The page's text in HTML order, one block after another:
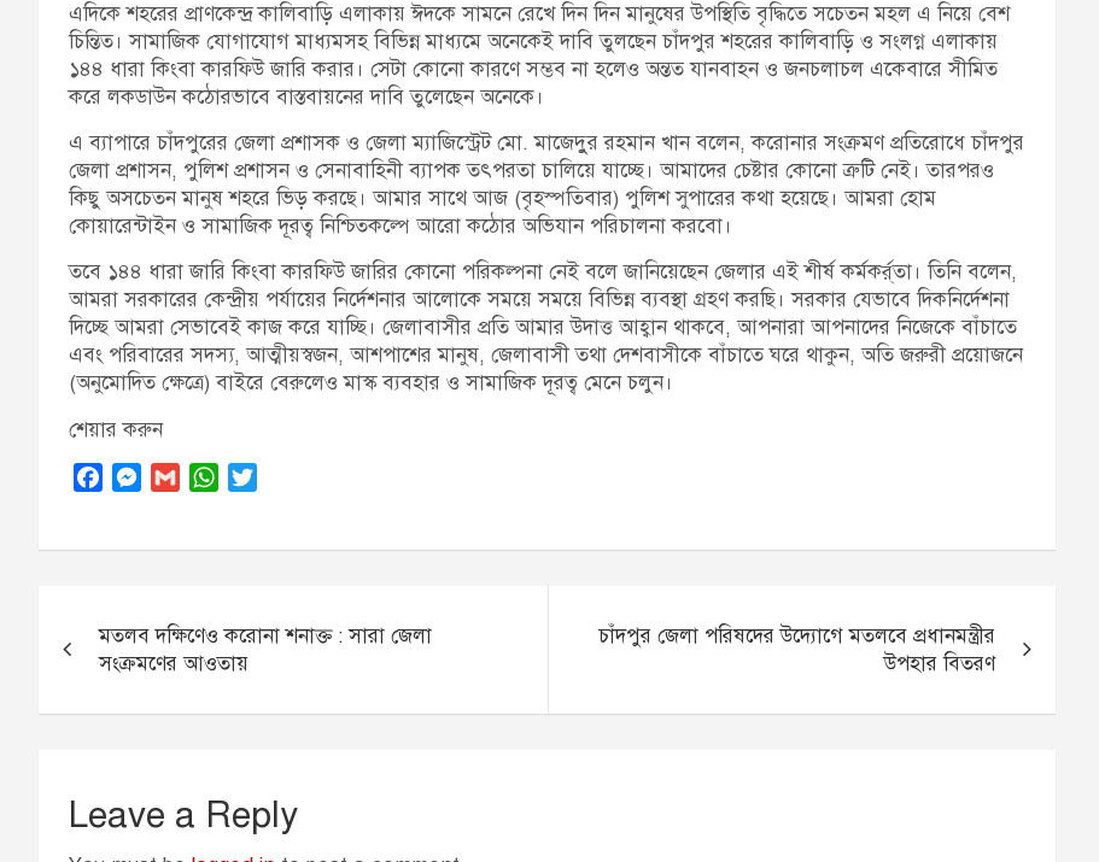
এদিকে শহরের প্রাণকেন্দ্র কালিবাড়ি এলাকায় ঈদকে সামনে রেখে দিন দিন মানুষের উপস্থিতি বৃদ্ধিতে সচেতন মহল এ নিয়ে বেশ
চিন্তিত। সামাজিক যোগাযোগ মাধ্যমসহ বিভিন্ন মাধ্যমে অনেকেই দাবি তুলছেন চাঁদপুর শহরের কালিবাড়ি ও সংলগ্ন এলাকায়
১৪৪ ধারা কিংবা কারফিউ জারি করার। সেটা কোনো কারণে সম্ভব না হলেও অন্তত যানবাহন ও জনচলাচল একেবারে সীমিত
করে লকডাউন কঠোরভাবে বাস্তবায়নের দাবি তুলেছেন অনেকে।
এ ব্যাপারে চাঁদপুরের জেলা প্রশাসক ও জেলা ম্যাজিস্ট্রেট মো. মাজেদুুর রহমান খান বলেন, করোনার সংক্রমণ প্রতিরোধে চাঁদপুর
জেলা প্রশাসন, পুলিশ প্রশাসন ও সেনাবাহিনী ব্যাপক তৎপরতা চালিয়ে যাচ্ছে। আমাদের চেষ্টার কোনো ত্রুটি নেই। তারপরও
কিছু অসচেতন মানুষ শহরে ভিড় করছে। আমার সাথে আজ (বৃহস্পতিবার) পুলিশ সুপারের কথা হয়েছে। আমরা হোম
কোয়ারেন্টাইন ও সামাজিক দূরত্ব নিশ্চিতকল্পে আরো কঠোর অভিযান পরিচালনা করবো।
তবে ১৪৪ ধারা জারি কিংবা কারফিউ জারির কোনো পরিকল্পনা নেই বলে জানিয়েছেন জেলার এই শীর্ষ কর্মকর্র্তা। তিনি বলেন,
আমরা সরকারের কেন্দ্রীয় পর্যায়ের নির্দেশনার আলোকে সময়ে সময়ে বিভিন্ন ব্যবস্থা গ্রহণ করছি। সরকার যেভাবে দিকনির্দেশনা
দিচ্ছে আমরা সেভাবেই কাজ করে যাচ্ছি। জেলাবাসীর প্রতি আমার উদাত্ত আহ্বান থাকবে, আপনারা আপনাদের নিজেকে বাঁচাতে
এবং পরিবারের সদস্য, আত্মীয়স্বজন, আশপাশের মানুষ, জেলাবাসী তথা দেশবাসীকে বাঁচাতে ঘরে থাকুন, অতি জরুরী প্রয়োজনে
(অনুমোদিত ক্ষেত্রে) বাইরে বেরুলেও মাস্ক ব্যবহার ও সামাজিক দূরত্ব মেনে চলুন।
শেয়ার করুন
o
M
g
r
G
W
p
e
r
navigation
মতলব দক্ষিণেও করোনা শনাক্ত : সারা জেলা
সংক্রমণের আওতায়
চাঁদপুর জেলা পরিষদের উদ্যোগে মতলবে প্রধানমন্ত্রীর
উপহার বিতরণ
Leave a Reply